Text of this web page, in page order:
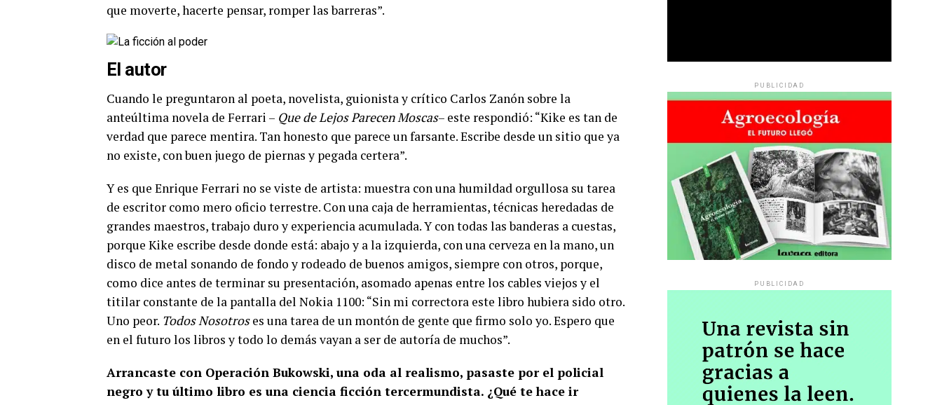
que moverte, hacerte pensar, romper las barreras”.
El autor
Cuando le preguntaron al poeta, novelista, guionista y crítico Carlos Zanón sobre la
anteúltima novela de Ferrari – Que de Lejos Parecen Moscas– este respondió: “Kike es tan de
verdad que parece mentira. Tan honesto que parece un farsante. Escribe desde un sitio que ya
no existe, con buen juego de piernas y pegada certera”.
Y es que Enrique Ferrari no se viste de artista: muestra con una humildad orgullosa su tarea
de escritor como mero oficio terrestre. Con una caja de herramientas, técnicas heredadas de
grandes maestros, trabajo duro y experiencia acumulada. Y con todas las banderas a cuestas,
porque Kike escribe desde donde está: abajo y a la izquierda, con una cerveza en la mano, un
disco de metal sonando de fondo y rodeado de buenos amigos, siempre con otros, porque,
como dice antes de terminar su presentación, asomado apenas entre los cables viejos y el
titilar constante de la pantalla del Nokia 1100: “Sin mi correctora este libro hubiera sido otro.
Uno peor. Todos Nosotroses una tarea de un montón de gente que firmo solo yo. Espero que
en el futuro los libros y todo lo demás vayan a ser de autoría de muchos”.
Arrancaste con Operación Bukowski, una oda al realismo, pasaste por el policial
negro y tu último libro es una ciencia ficción tercermundista. ¿Qué te hace ir
PUBLICIDAD
PUBLICIDAD